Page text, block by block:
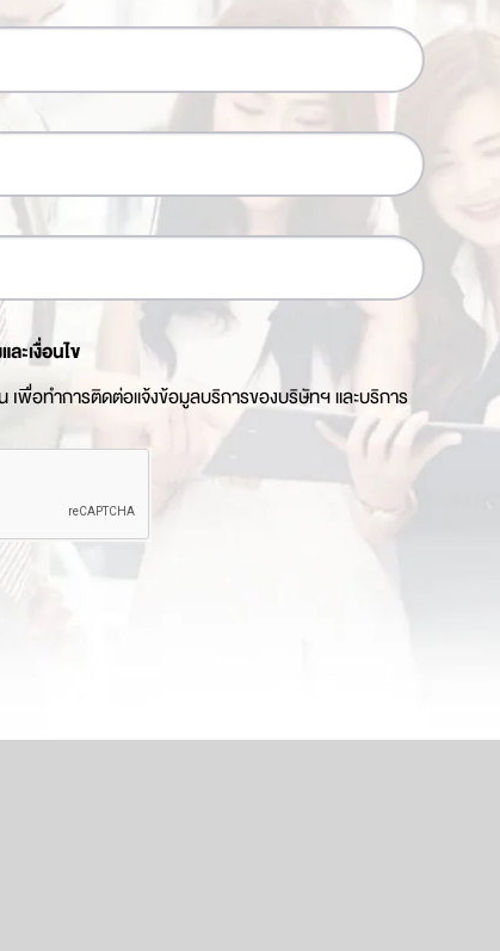
ะเงื่อนไข
เพื่อทำการติดต่อแจ้งข้อมูลบริการของบริษัทฯ และบริการ